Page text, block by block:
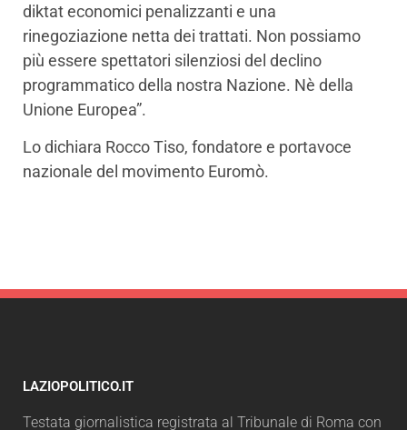
diktat economici penalizzanti e una
rinegoziazione netta dei trattati. Non possiamo
più essere spettatori silenziosi del declino
programmatico della nostra Nazione. Nè della
Unione Europea”.
Lo dichiara Rocco Tiso, fondatore e portavoce
nazionale del movimento Euromò.
LAZIOPOLITICO.IT
Testata giornalistica registrata al Tribunale di Roma con